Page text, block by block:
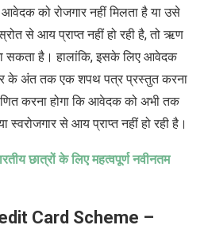
आवेदक को रोजगार नहीं मिलता है या उसे
से आय प्राप्त नहीं हो रही है,तो ऋण
सकता है। हालांकि,इसके लिए आवेदक
के अंत तक एक शपथ पत्र प्रस्तुत करना
करना होगा कि आवेदक को अभी तक
स्वरोजगार से आय प्राप्त नहीं हो रही है।
छात्रों के लिए महत्वपूर्ण नवीनतम
Card Scheme –